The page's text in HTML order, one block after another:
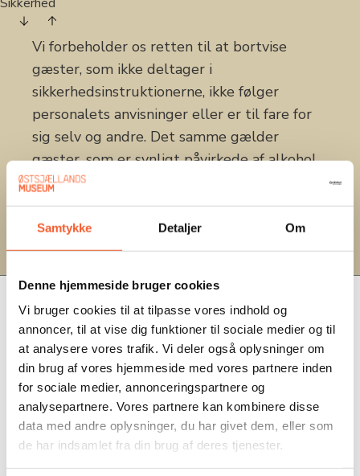
Samtykke Detaljer Om
Denne hjemmeside bruger cookies
Vi bruger cookies til at tilpasse vores indhold og
annoncer, til at vise dig funktioner til sociale medier og til
at analysere vores trafik. Vi deler også oplysninger om
din brug af vores hjemmeside med vores partnere inden
for sociale medier, annonceringspartnere og
analysepartnere. Vores partnere kan kombinere disse
data med andre oplysninger, du har givet dem, eller som
de har indsamlet fra din brug af deres tjenester.
Vi forbeholder os retten til at bortvise
gæster, som ikke deltager i
sikkerhedsinstruktionerne, ikke følger
personalets anvisninger eller er til fare for
sig selv og andre. Det samme gælder
gæster, som er synligt påvirkede af alkohol
og/eller euforiserende stoffer. Betalte
billetter refunderes ikke i tilfælde af
bortvisning.